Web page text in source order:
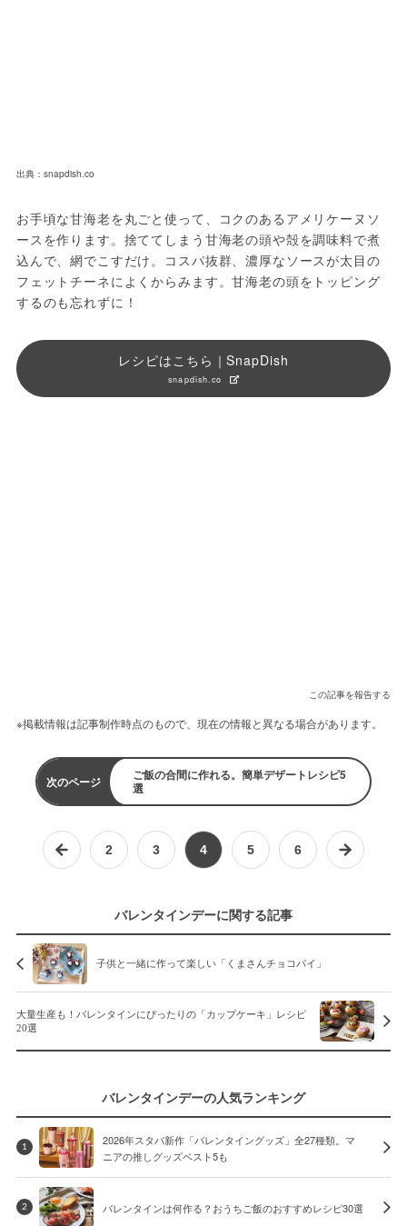
出典：snapdish.co
お手頃な甘海老を丸ごと使って、コクのあるアメリケーヌソ
ースを作ります。捨ててしまう甘海老の頭や殻を調味料で煮
込んで、網でこすだけ。コスパ抜群、濃厚なソースが太目の
フェットチーネによくからみます。甘海老の頭をトッピング
するのも忘れずに！
レシピはこちら｜SnapDish
snapdish.co
この記事を報告する
※掲載情報は記事制作時点のもので、現在の情報と異なる場合があります。
次のページ
ご飯の合間に作れる。簡単デザートレシピ5
選
2 3 4 5 6
バレンタインデーに関する記事
子供と一緒に作って楽しい「くまさんチョコパイ」
大量生産も！バレンタインにぴったりの「カップケーキ」レシピ
20選
バレンタインデーの人気ランキング
1
2026年スタバ新作「バレンタイングッズ」全27種類。マ
ニアの推しグッズベスト5も
2 バレンタインは何作る？おうちご飯のおすすめレシピ30選